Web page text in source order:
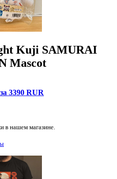
Kuji SAMURAI
Mascot
3390 RUR
в нашем магазине.